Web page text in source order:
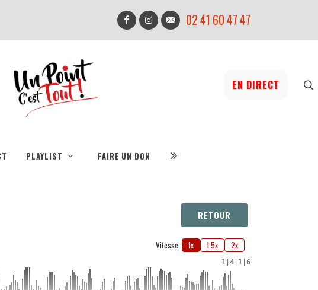
02 41 60 47 47
EN DIRECT
PLAYLIST FAIRE UN DON
RETOUR
Vitesse : 1x 1.5x 2x
1 4 1 6